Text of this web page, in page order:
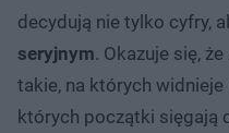
decydują nie tylko cyfry,
seryjnym. Okazuje się,
takie, na których
których początki sięgają